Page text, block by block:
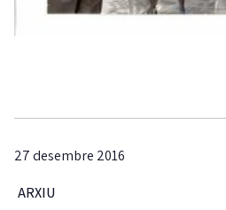
27 desembre 2016
ARXIU